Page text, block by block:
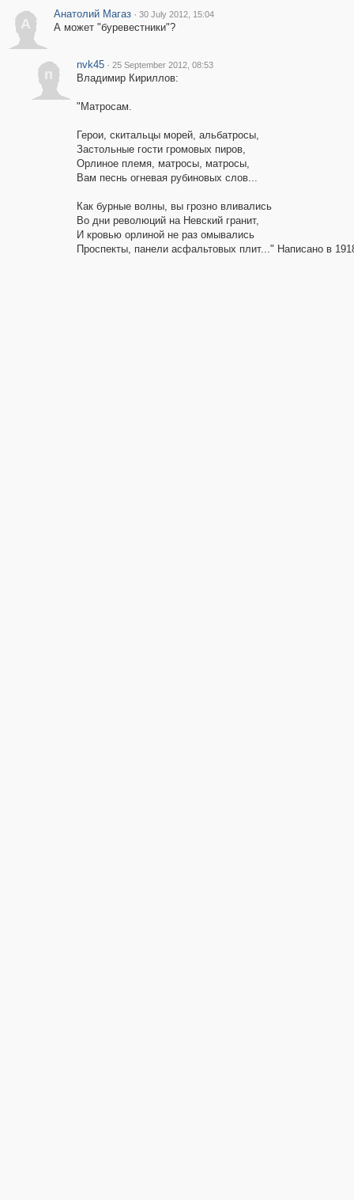
А
Анатолий Магаз · 30 July 2012, 15:04
А может "буревестники"?
n
nvk45 · 25 September 2012, 08:53
Владимир Кириллов:
"Матросам.
Герои, скитальцы морей, альбатросы,
Застольные гости громовых пиров,
Орлиное племя, матросы, матросы,
Вам песнь огневая рубиновых слов...
Как бурные волны, вы грозно вливались
Во дни революций на Невский гранит,
И кровью орлиной не раз омывались
Проспекты, панели асфальтовых плит..." Написано в